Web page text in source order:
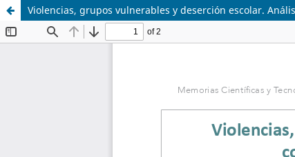
Violencias, grupos vulnerables y deserción escolar.